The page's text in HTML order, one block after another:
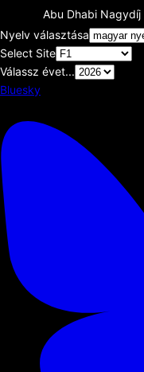
Abu Dhabi Nagydíj
Nyelv választása
Select Site
Válassz évet...
Bluesky